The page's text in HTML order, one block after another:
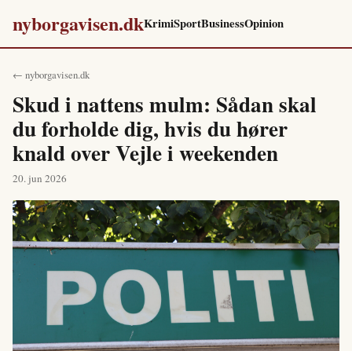
nyborgavisen.dkKrimiSportBusinessOpinion
← nyborgavisen.dk
Skud i nattens mulm: Sådan skal
du forholde dig, hvis du hører
knald over Vejle i weekenden
20. jun 2026